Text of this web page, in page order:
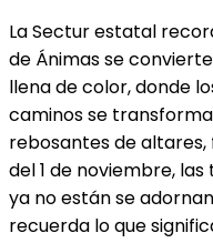
La Sectur estatal
de Ánimas se
llena de color, donde
caminos se
rebosantes de altares,
del 1 de noviembre,
ya no están se
recuerda lo que